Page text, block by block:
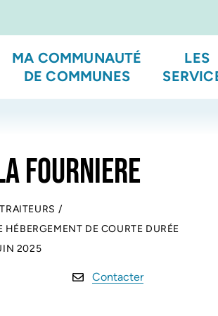
MA COMMUNAUTÉ
DE COMMUNES
LES
FOURNIERE
/
DE COURTE DURÉE
2025
onglet)
onglet)
Contacter